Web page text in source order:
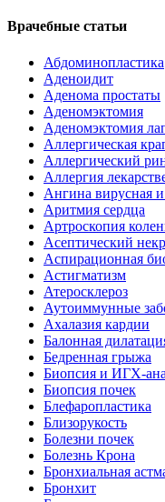
Врачебные статьи
Абдоминопластика
Аденоидит
Аденома простаты
Аденомэктомия
Аденомэктомия
Аллергическая
Аллергический
Аллергия
Ангина вирусная и
Аритмия сердца
Артроскопия
Асептический
Аспирационная
Астигматизм
Атеросклероз
Аутоиммунные
Ахалазия кардии
Балонная
Бедренная грыжа
Биопсия и ИГХ-
Биопсия почек
Блефаропластика
Близорукость
Болезни почек
Болезнь Крона
Бронхиальная
Бронхит